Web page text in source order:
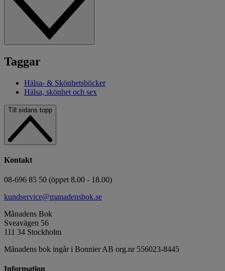
Taggar
Hälsa- & Skönhetsböcker
Hälsa, skönhet och sex
Till sidans topp
Kontakt
08-696 85 50 (öppet 8.00 - 18.00)
kundservice@manadensbok.se
Månadens Bok
Sveavägen 56
111 34 Stockholm
Månadens bok ingår i Bonnier AB org.nr 556023-8445
Information